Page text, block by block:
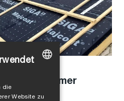
mit enormer
ENGLISH
die
Website zu